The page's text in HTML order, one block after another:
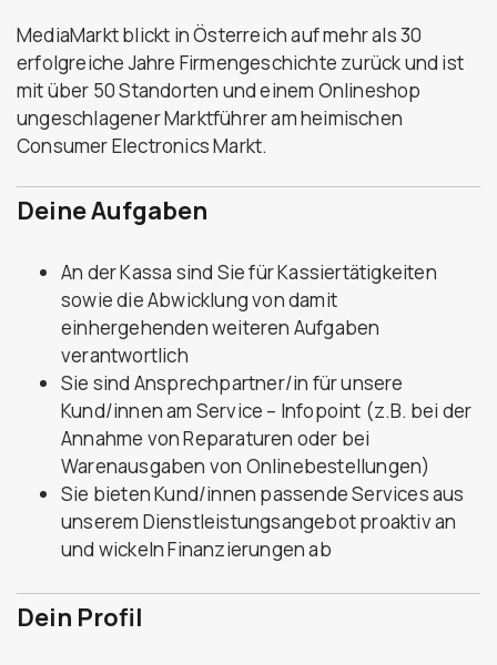
MediaMarkt blickt in Österreich auf mehr als 30
erfolgreiche Jahre Firmengeschichte zurück und ist
mit über 50 Standorten und einem Onlineshop
ungeschlagener Marktführer am heimischen
Consumer Electronics Markt.
Deine Aufgaben
An der Kassa sind Sie für Kassiertätigkeiten
sowie die Abwicklung von damit
einhergehenden weiteren Aufgaben
verantwortlich
Sie sind Ansprechpartner/in für unsere
Kund/innen am Service – Infopoint (z.B. bei der
Annahme von Reparaturen oder bei
Warenausgaben von Onlinebestellungen)
Sie bieten Kund/innen passende Services aus
unserem Dienstleistungsangebot proaktiv an
und wickeln Finanzierungen ab
Dein Profil